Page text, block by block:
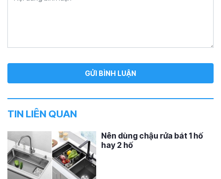
TIN LIÊN QUAN
Nên dùng chậu rửa bát 1 hố
hay 2 hố